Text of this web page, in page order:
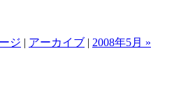
ジ | アーカイブ | 2008年5月 »